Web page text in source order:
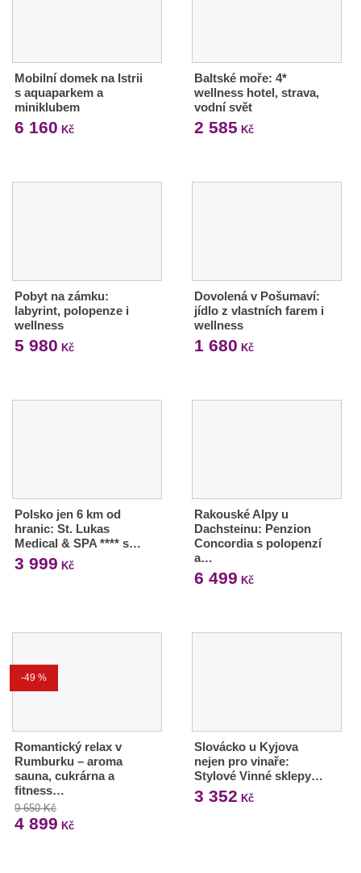
Mobilní domek na Istrii
s aquaparkem a
miniklubem
6 160 Kč
Baltské moře: 4*
wellness hotel, strava,
vodní svět
2 585 Kč
Pobyt na zámku:
labyrint, polopenze i
wellness
5 980 Kč
Dovolená v Pošumaví:
jídlo z vlastních farem i
wellness
1 680 Kč
Polsko jen 6 km od
hranic: St. Lukas
Medical & SPA **** s…
3 999 Kč
Rakouské Alpy u
Dachsteinu: Penzion
Concordia s polopenzí
a…
6 499 Kč
-49 %
Romantický relax v
Rumburku – aroma
sauna, cukrárna a
fitness…
9 650 Kč
4 899 Kč
Slovácko u Kyjova
nejen pro vinaře:
Stylové Vinné sklepy…
3 352 Kč